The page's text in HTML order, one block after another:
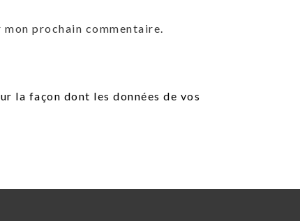
prochain commentaire.
la façon dont les données de vos